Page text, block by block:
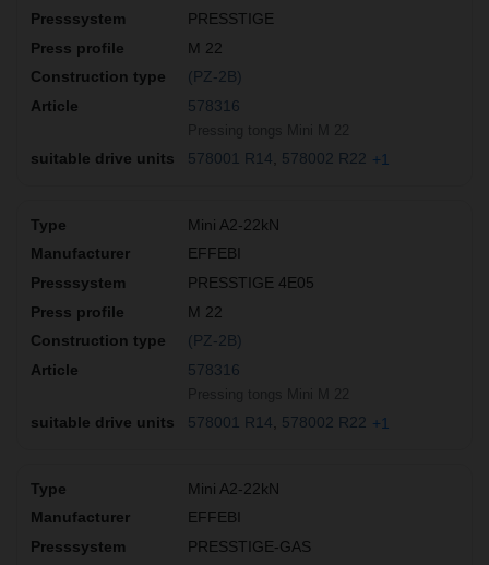
PRESSTIGE
M 22
(PZ-2B)
578316
578001 R14 578002 R22 +1
Mini A2-22kN
EFFEBI
PRESSTIGE 4E05
M 22
(PZ-2B)
578316
578001 R14 578002 R22 +1
Mini A2-22kN
EFFEBI
PRESSTIGE-GAS